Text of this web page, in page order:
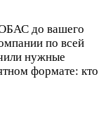
до вашего
по всей
нужные
формате: кто